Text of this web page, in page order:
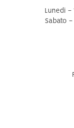
Lunedi -
Sabato